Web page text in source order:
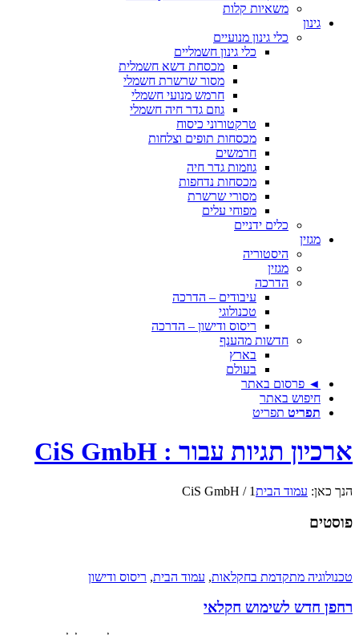
משאיות קלות
גינון
כלי גינון מנועיים
כלי גינון חשמליים
מכסחת דשא חשמלית
מסור שרשרת חשמלי
חרמש מנועי חשמלי
גוזם גדר חיה חשמלי
טרקטורוני כיסוח
מכסחות תופים וצלחות
חרמשים
גוזמות גדר חיה
מכסחות נדחפות
מסורי שרשרת
מפוחי עלים
כלים ידניים
מגזין
היסטוריה
מגזין
הדרכה
עיבודים – הדרכה
טכנולוגי
ריסוס ודישון – הדרכה
חדשות מהענף
בארץ
בעולם
◄ פרסום באתר
חיפוש באתר
תפריט תפריט
ארכיון תגיות עבור : CiS GmbH
הנך כאן: עמוד הבית1
/
CiS GmbH
פוסטים
טכנולוגיה מתקדמת בחקלאות, עמוד הבית, ריסוס ודישון
רחפן חדש לשימוש חקלאי